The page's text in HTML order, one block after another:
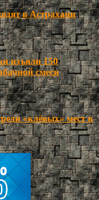
в Астрахани
изъяли 150
смеси
«клёвых» мест в